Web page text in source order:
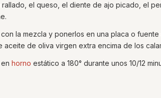
el queso, el diente de ajo picado, el
con la mezcla y ponerlos en una placa o
aceite de oliva virgen extra encima de los
en horno estático a 180° durante unos 10/12